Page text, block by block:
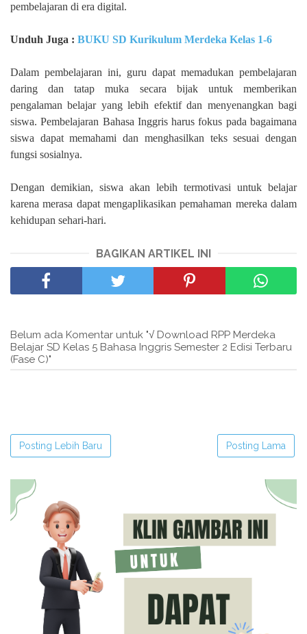
pembelajaran di era digital.
Unduh Juga : BUKU SD Kurikulum Merdeka Kelas 1-6
Dalam pembelajaran ini, guru dapat memadukan pembelajaran
daring dan tatap muka secara bijak untuk memberikan
pengalaman belajar yang lebih efektif dan menyenangkan bagi
siswa. Pembelajaran Bahasa Inggris harus fokus pada bagaimana
siswa dapat memahami dan menghasilkan teks sesuai dengan
fungsi sosialnya.
Dengan demikian, siswa akan lebih termotivasi untuk belajar
karena merasa dapat mengaplikasikan pemahaman mereka dalam
kehidupan sehari-hari.
BAGIKAN ARTIKEL INI
Belum ada Komentar untuk "√ Download RPP Merdeka
Belajar SD Kelas 5 Bahasa Inggris Semester 2 Edisi Terbaru
(Fase C)"
Posting Lebih Baru Posting Lama